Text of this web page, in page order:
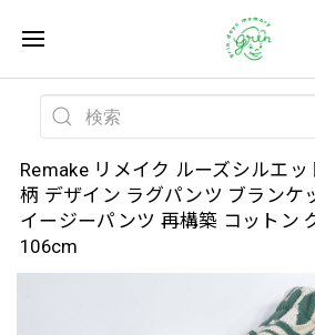
Remake リメイク ルーズシルエ
柄 デザイン ラグパンツ ブランケ
イージーパンツ 再構築 コットン
106cm